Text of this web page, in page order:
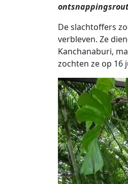
De slachtoffers
verbleven. Ze
Kanchanaburi,
zochten ze op 16